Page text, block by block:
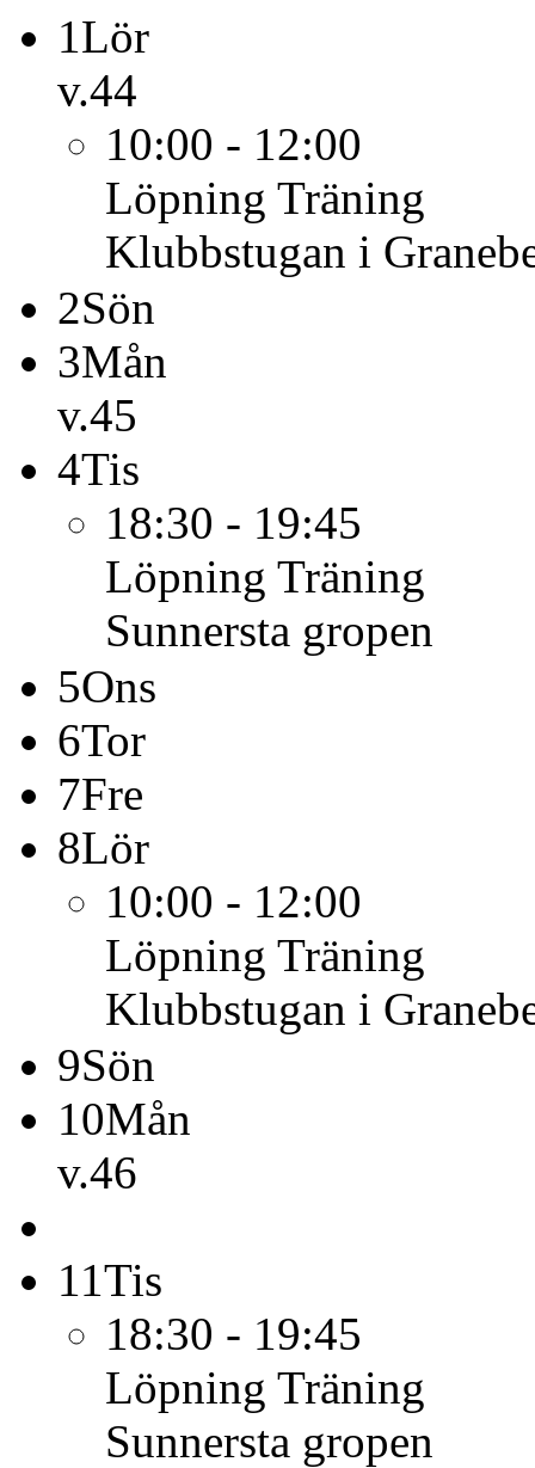
1Lör
v.44
10:00 - 12:00
Löpning Träning
Klubbstugan i
2Sön
3Mån
v.45
4Tis
18:30 - 19:45
Löpning Träning
Sunnersta gropen
5Ons
6Tor
7Fre
8Lör
10:00 - 12:00
Löpning Träning
Klubbstugan i
9Sön
10Mån
v.46
11Tis
18:30 - 19:45
Löpning Träning
Sunnersta gropen